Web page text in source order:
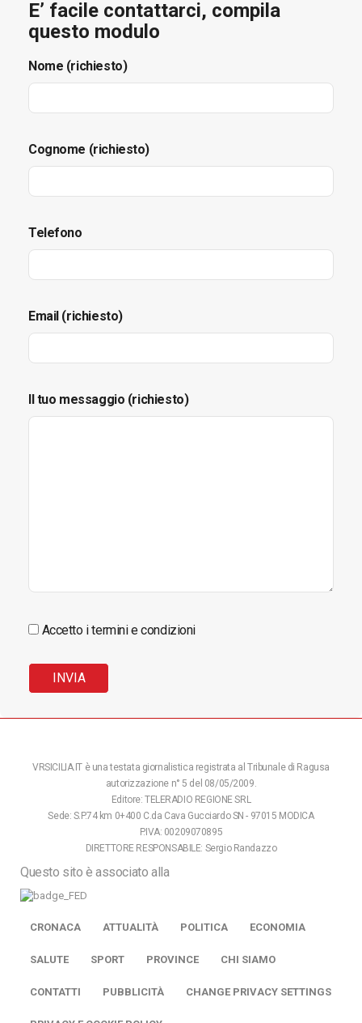
E’ facile contattarci, compila
questo modulo
Nome (richiesto)
Cognome (richiesto)
Telefono
Email (richiesto)
Il tuo messaggio (richiesto)
Accetto i termini e condizioni
VRSICILIA.IT è una testata giornalistica registrata al Tribunale di Ragusa
autorizzazione n° 5 del 08/05/2009.
Editore: TELERADIO REGIONE SRL
Sede: S.P.74 km 0+400 C.da Cava Gucciardo SN - 97015 MODICA
P.IVA: 00209070895
DIRETTORE RESPONSABILE: Sergio Randazzo
Questo sito è associato alla
CRONACA ATTUALITÀ POLITICA ECONOMIA
SALUTE SPORT PROVINCE CHI SIAMO
CONTATTI PUBBLICITÀ CHANGE PRIVACY SETTINGS